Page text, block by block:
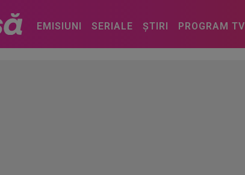
EMISIUNI SERIALE ȘTIRI PROGRAM TV